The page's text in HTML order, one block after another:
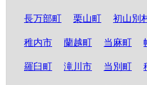
長万部町 栗山町 初山別
稚内市 蘭越町 当麻町
羅臼町 滝川市 当別町